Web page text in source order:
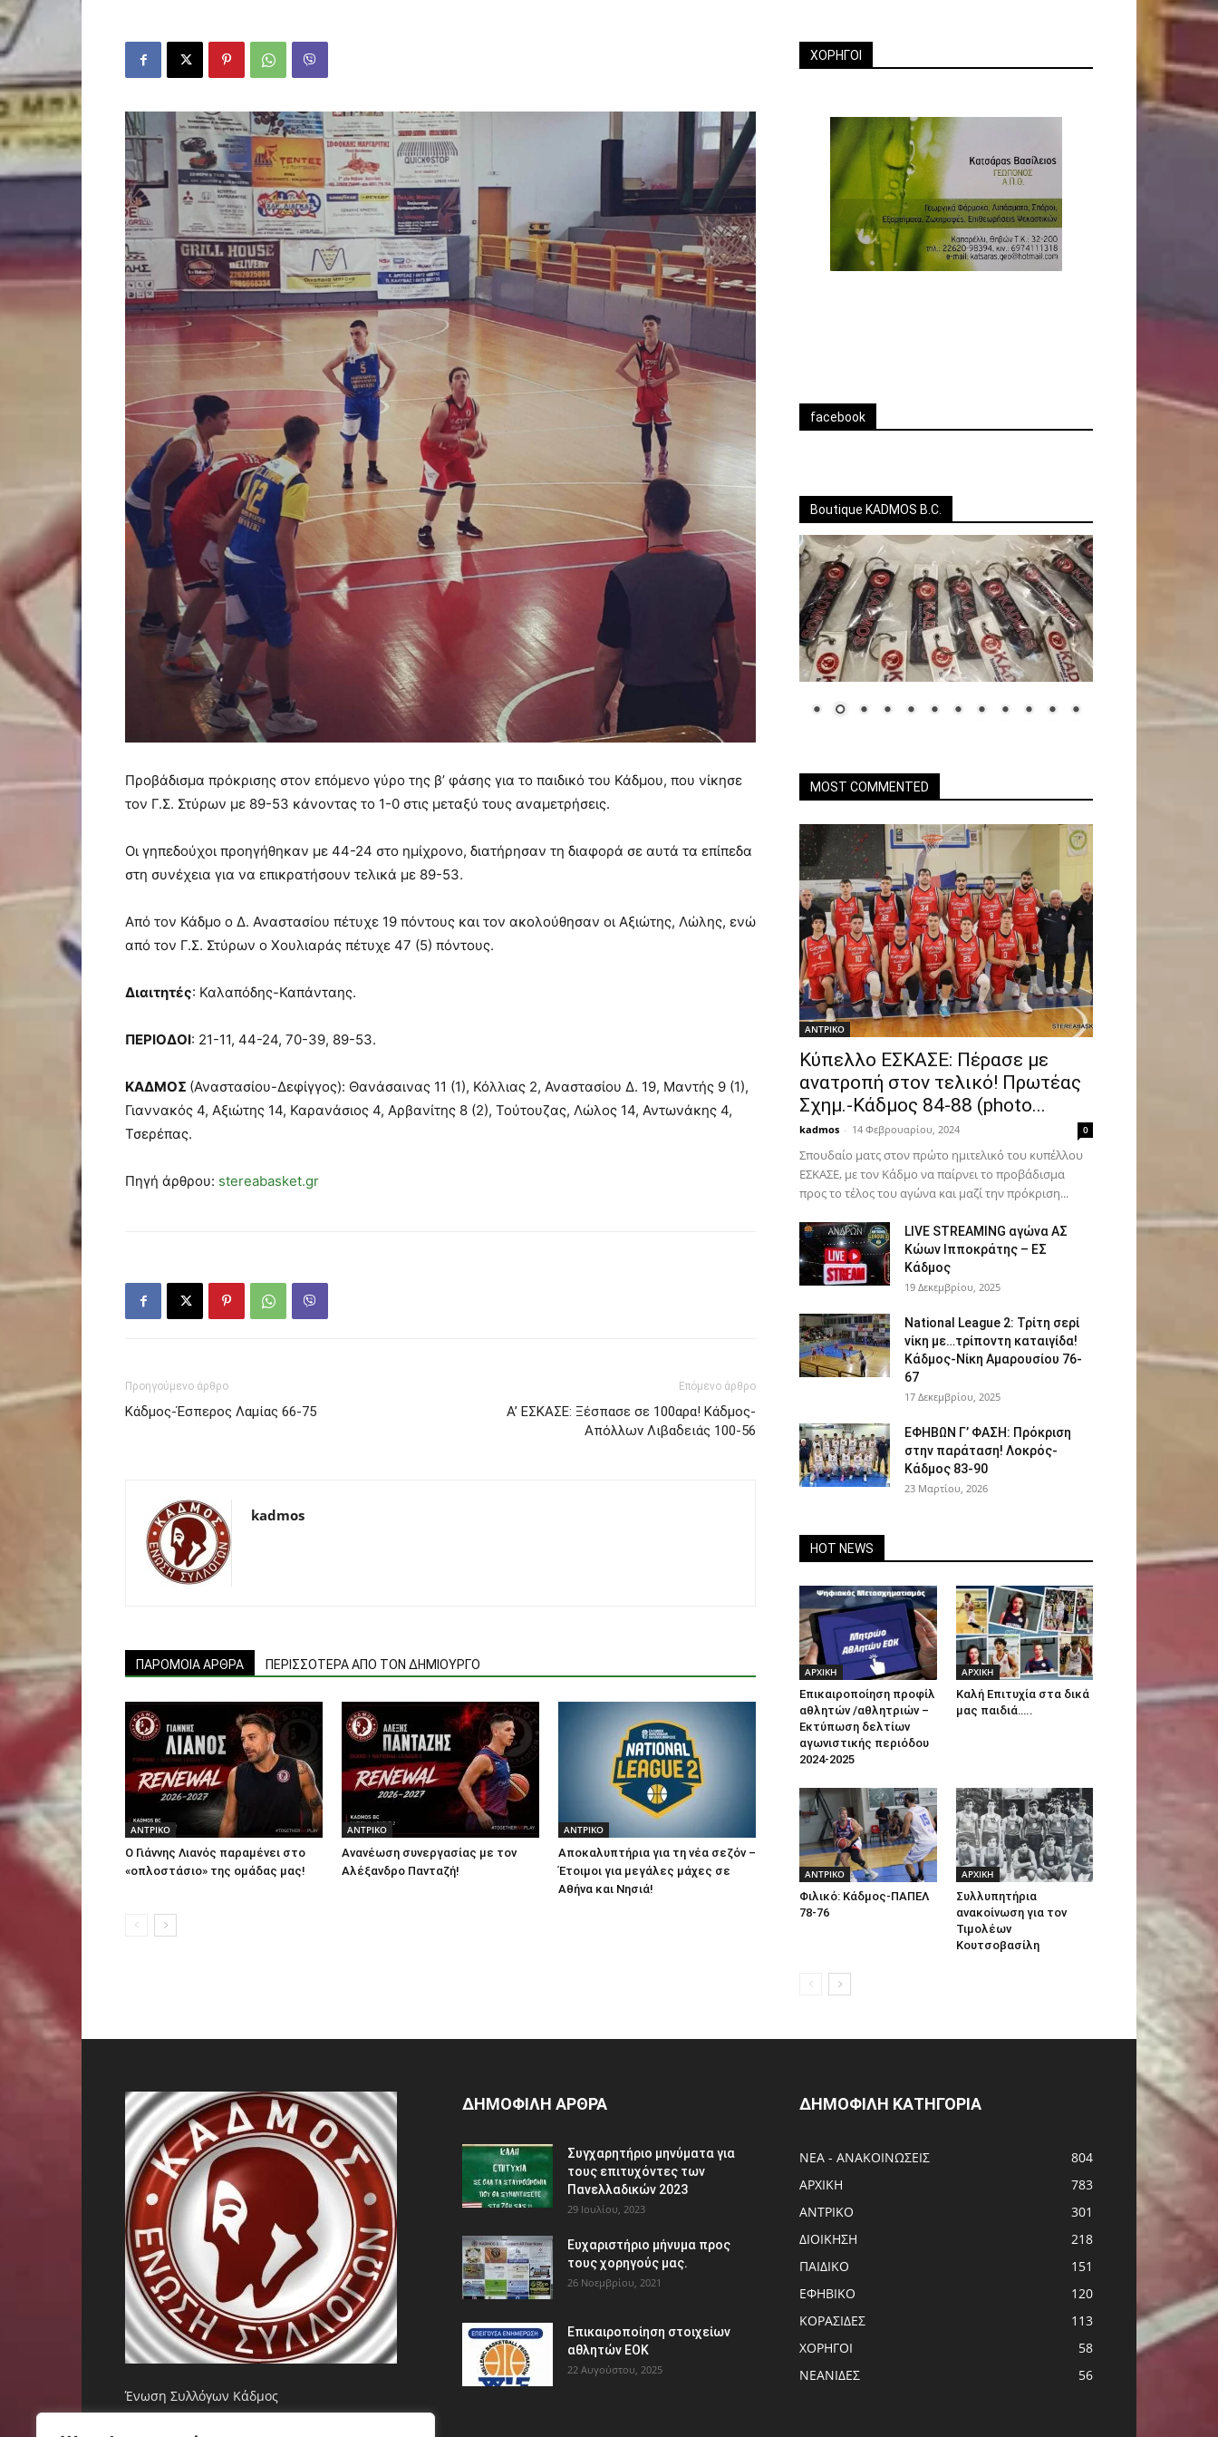
Προβάδισμα πρόκρισης στον επόμενο γύρο της β’ φάσης για το παιδικό του Κάδμου, που νίκησε
τον Γ.Σ. Στύρων με 89-53 κάνοντας το 1-0 στις μεταξύ τους αναμετρήσεις.
Οι γηπεδούχοι προηγήθηκαν με 44-24 στο ημίχρονο, διατήρησαν τη διαφορά σε αυτά τα επίπεδα
στη συνέχεια για να επικρατήσουν τελικά με 89-53.
Από τον Κάδμο ο Δ. Αναστασίου πέτυχε 19 πόντους και τον ακολούθησαν οι Αξιώτης, Λώλης, ενώ
από τον Γ.Σ. Στύρων ο Χουλιαράς πέτυχε 47 (5) πόντους.
Διαιτητές: Καλαπόδης-Καπάνταης.
ΠΕΡΙΟΔΟΙ: 21-11, 44-24, 70-39, 89-53.
ΚΑΔΜΟΣ (Αναστασίου-Δεφίγγος): Θανάσαινας 11 (1), Κόλλιας 2, Αναστασίου Δ. 19, Μαντής 9 (1),
Γιαννακός 4, Αξιώτης 14, Καρανάσιος 4, Αρβανίτης 8 (2), Τούτουζας, Λώλος 14, Αντωνάκης 4,
Τσερέπας.
Πηγή άρθρου: stereabasket.gr
Προηγούμενο άρθρο
Κάδμος-Έσπερος Λαμίας 66-75
Επόμενο άρθρο
Α’ ΕΣΚΑΣΕ: Ξέσπασε σε 100αρα! Κάδμος-
Απόλλων Λιβαδειάς 100-56
kadmos
ΠΑΡΟΜΟΙΑ ΑΡΘΡΑ ΠΕΡΙΣΣΟΤΕΡΑ ΑΠΟ ΤΟΝ ΔΗΜΙΟΥΡΓΟ
ΑΝTΡΙΚΟ
Ο Γιάννης Λιανός παραμένει στο
«οπλοστάσιο» της ομάδας μας!
ΑΝTΡΙΚΟ
Ανανέωση συνεργασίας με τον
Αλέξανδρο Πανταζή!
ΑΝTΡΙΚΟ
Αποκαλυπτήρια για τη νέα σεζόν –
Έτοιμοι για μεγάλες μάχες σε
Αθήνα και Νησιά!
ΧΟΡΗΓΟΙ
facebook
Boutique KADMOS B.C.
MOST COMMENTED
ΑΝTΡΙΚΟ
Κύπελλο ΕΣΚΑΣΕ: Πέρασε με
ανατροπή στον τελικό! Πρωτέας
Σχημ.-Κάδμος 84-88 (photo...
kadmos - 14 Φεβρουαρίου, 2024 0
Σπουδαίο ματς στον πρώτο ημιτελικό του κυπέλλου
ΕΣΚΑΣΕ, με τον Κάδμο να παίρνει το προβάδισμα
προς το τέλος του αγώνα και μαζί την πρόκριση...
LIVE STREAMING αγώνα ΑΣ
Κώων Ιπποκράτης – ΕΣ
Κάδμος
19 Δεκεμβρίου, 2025
National League 2: Τρίτη σερί
νίκη με…τρίποντη καταιγίδα!
Κάδμος-Νίκη Αμαρουσίου 76-
67
17 Δεκεμβρίου, 2025
ΕΦΗΒΩΝ Γ’ ΦΑΣΗ: Πρόκριση
στην παράταση! Λοκρός-
Κάδμος 83-90
23 Μαρτίου, 2026
HOT NEWS
ΑΡΧΙΚΗ
Επικαιροποίηση προφίλ
αθλητών /αθλητριών –
Εκτύπωση δελτίων
αγωνιστικής περιόδου
2024-2025
ΑΡΧΙΚΗ
Καλή Επιτυχία στα δικά
μας παιδιά…..
ΑΝTΡΙΚΟ
Φιλικό: Κάδμος-ΠΑΠΕΛ
78-76
ΑΡΧΙΚΗ
Συλλυπητήρια
ανακοίνωση για τον
Τιμολέων
Κουτσοβασίλη
Ένωση Συλλόγων Κάδμος
ΔΗΜΟΦΙΛΗ ΑΡΘΡΑ
Συγχαρητήριο μηνύματα για
τους επιτυχόντες των
Πανελλαδικών 2023
29 Ιουλίου, 2023
Ευχαριστήριο μήνυμα προς
τους χορηγούς μας.
26 Νοεμβρίου, 2021
Eπικαιροποίηση στοιχείων
αθλητών ΕΟΚ
22 Αυγούστου, 2025
ΔΗΜΟΦΙΛΗ ΚΑΤΗΓΟΡΙΑ
ΝΕΑ - ΑΝΑΚΟΙΝΩΣΕΙΣ
804
ΑΡΧΙΚΗ
783
ΑΝTΡΙΚΟ
301
ΔΙΟΙΚΗΣΗ
218
ΠΑΙΔΙΚΟ
151
ΕΦΗΒΙΚΟ
120
ΚΟΡΑΣΙΔΕΣ
113
ΧΟΡΗΓΟΙ
58
ΝΕΑΝΙΔΕΣ
56